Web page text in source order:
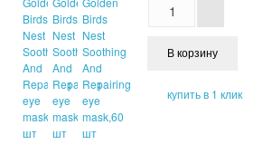
купить в 1 клик